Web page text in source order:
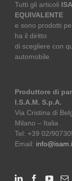
Tutti gli articoli
EQUIVALENTE
e sono prodotti
ha il diritto
di scegliere con
automobile.
Produttore di
I.S.A.M. S.p.A.
Via Cristina di
Milano – Italia
Tel: +39 02/
Email: